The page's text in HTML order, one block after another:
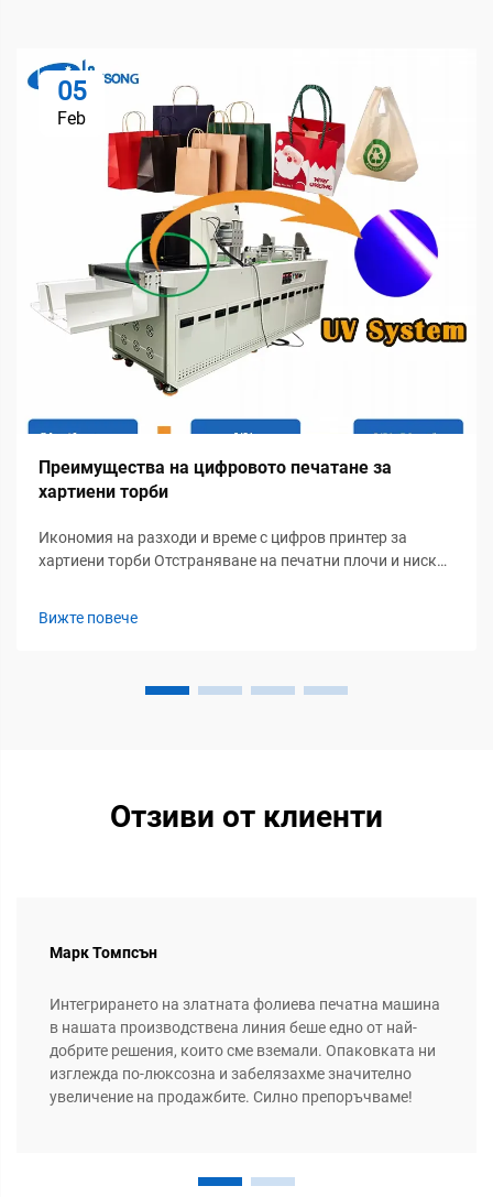
05
Feb
Преимущества на цифровото печатане за
хартиени торби
Икономия на разходи и време с цифров принтер за
хартиени торби Отстраняване на печатни плочи и ниски
Вижте повече
Отзиви от клиенти
Марк Томпсън
Интегрирането на златната фолиева печатна машина
в нашата производствена линия беше едно от най-
добрите решения, които сме вземали. Опаковката ни
изглежда по-люксозна и забелязахме значително
увеличение на продажбите. Силно препоръчваме!